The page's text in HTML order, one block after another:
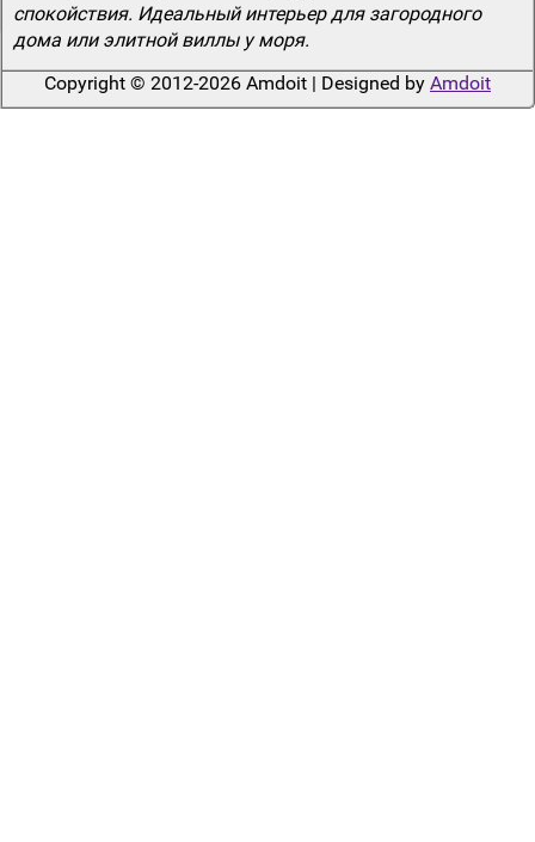
спокойствия. Идеальный интерьер для загородного
дома или элитной виллы у моря.
Copyright © 2012-2026 Amdoit | Designed by Amdoit